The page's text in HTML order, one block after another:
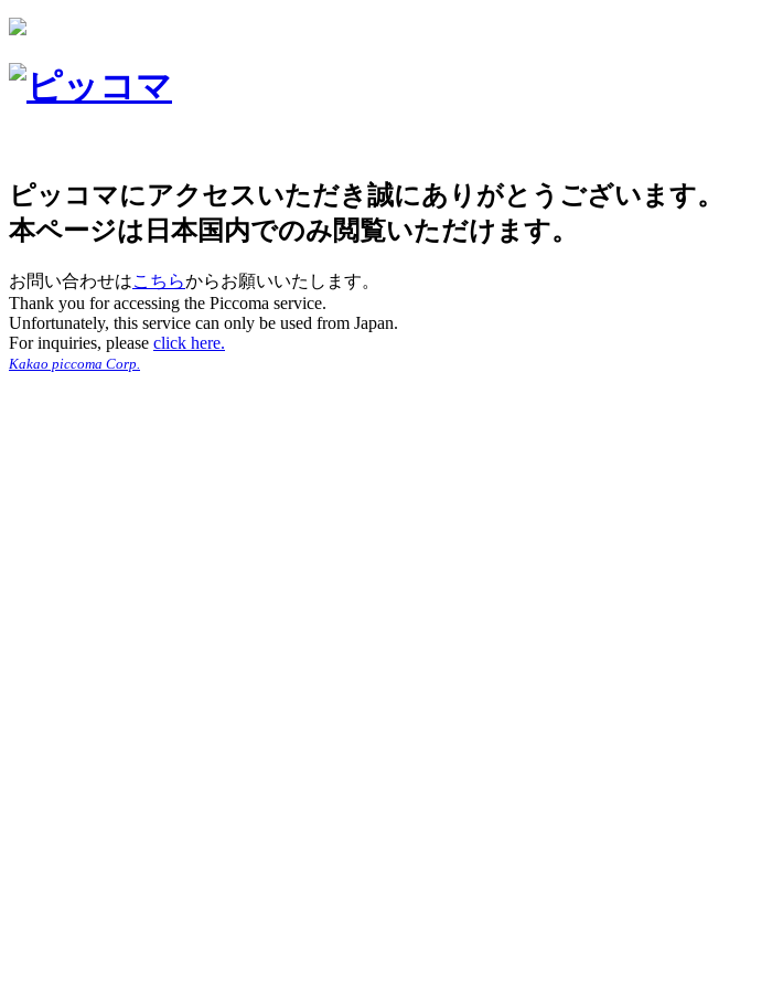
ピッコマにアクセスいただき誠にありがとうございます。
本ページは日本国内でのみ閲覧いただけます。
お問い合わせはこちらからお願いいたします。
Thank you for accessing the Piccoma service.
Unfortunately, this service can only be used from Japan.
For inquiries, please click here.
Kakao piccoma Corp.